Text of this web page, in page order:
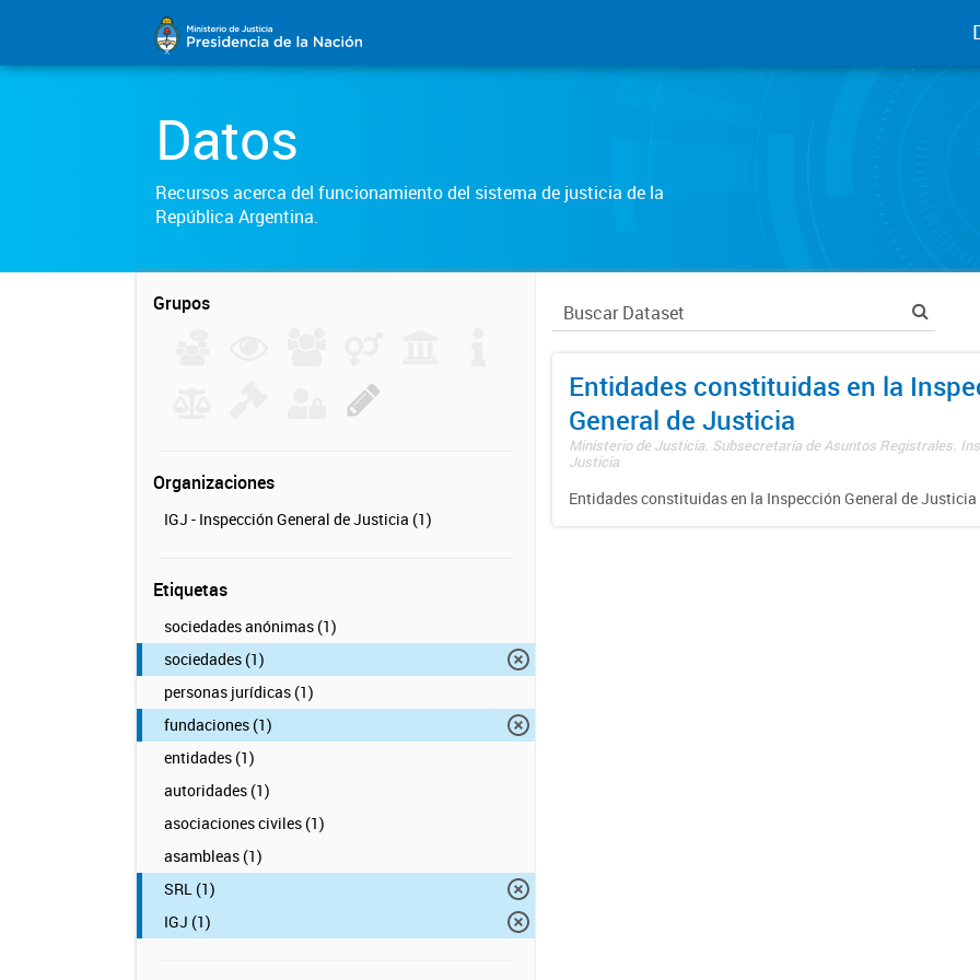
Datos
Recursos acerca del funcionamiento del sistema de justicia de la
República Argentina.
Grupos
Organizaciones
IGJ - Inspección General de Justicia (1)
Etiquetas
sociedades anónimas (1)
sociedades (1)
personas jurídicas (1)
fundaciones (1)
entidades (1)
autoridades (1)
asociaciones civiles (1)
asambleas (1)
SRL (1)
IGJ (1)
Entidades constituidas en la
General de Justicia
Ministerio de Justicia. Subsecretaría de Asuntos Registrales.
Justicia
Entidades constituidas en la Inspección General de Justicia